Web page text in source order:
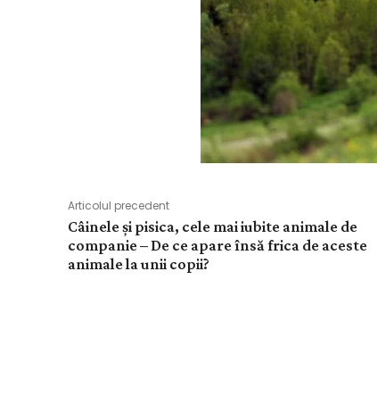
Articolul precedent
Câinele şi pisica, cele mai iubite animale de
companie – De ce apare însă frica de aceste
animale la unii copii?